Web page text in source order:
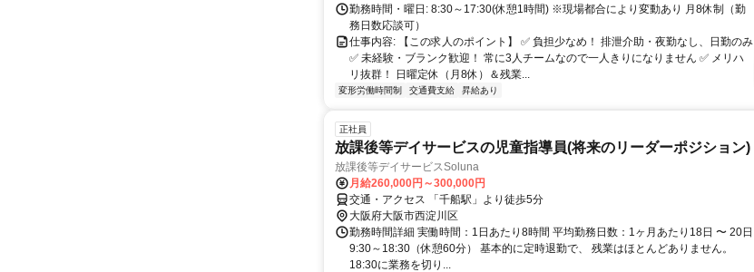
勤務時間・曜日: 8:30～17:30(休憩1時間) ※現場都合により変動あり 月8休制（勤
務日数応談可）
仕事内容: 【この求人のポイント】 ✅ 負担少なめ！ 排泄介助・夜勤なし、日勤のみ
✅ 未経験・ブランク歓迎！ 常に3人チームなので一人きりになりません ✅ メリハ
リ抜群！ 日曜定休（月8休）＆残業...
変形労働時間制 交通費支給 昇給あり
正社員
放課後等デイサービスの児童指導員(将来のリーダーポジション)
放課後等デイサービスSoluna
月給260,000円～300,000円
交通・アクセス 「千船駅」より徒歩5分
大阪府大阪市西淀川区
勤務時間詳細 実働時間：1日あたり8時間 平均勤務日数：1ヶ月あたり18日 〜 20日
9:30～18:30（休憩60分） 基本的に定時退勤で、 残業はほとんどありません。
18:30に業務を切り...